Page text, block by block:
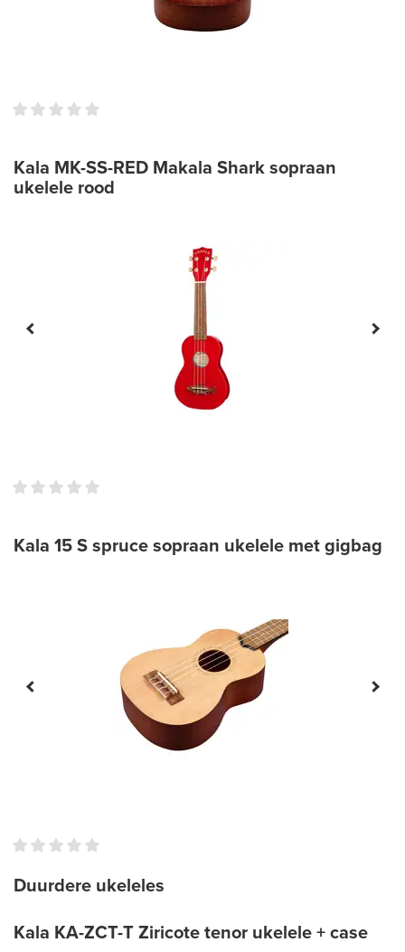
Kala MK-SS-RED Makala Shark sopraan
ukelele rood
Kala 15 S spruce sopraan ukelele met gigbag
Duurdere ukeleles
Kala KA-ZCT-T Ziricote tenor ukelele + case